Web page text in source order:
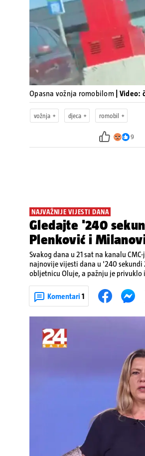
Opasna vožnja romobilom |
vožnja djeca romobil
9
NAJVAŽNIJE VIJESTI DANA
Gledajte '240
Plenković i
Svakog dana u 21 sat na kanalu
najnovije vijesti dana u '240 sekundi
obljetnicu Oluje, a pažnju je privuklo
upozorenjima nakon nove tragedije
Krško.
Komentari 1